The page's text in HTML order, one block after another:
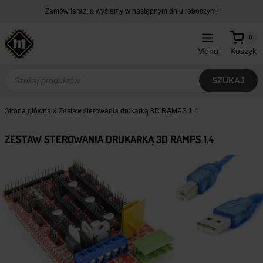
treści
Zamów teraz, a wyślemy w następnym dniu roboczym!
Menu Koszyk
0
produktów
SZUKAJ
Strona główna » Zestaw sterowania drukarką 3D RAMPS 1.4
ZESTAW STEROWANIA DRUKARKĄ 3D RAMPS 1.4